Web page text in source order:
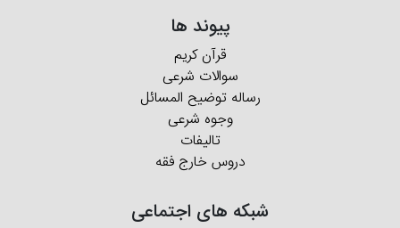
پیوند ها
قرآن کریم
سوالات شرعی
رساله توضیح المسائل
وجوه شرعی
تالیفات
دروس خارج فقه
شبکه های اجتماعی